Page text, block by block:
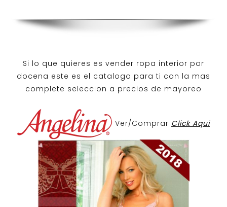
Si lo que quieres es vender ropa interior por
docena este es el catalogo para ti con la mas
complete seleccion a precios de mayoreo
Ver/Comprar Click Aqui